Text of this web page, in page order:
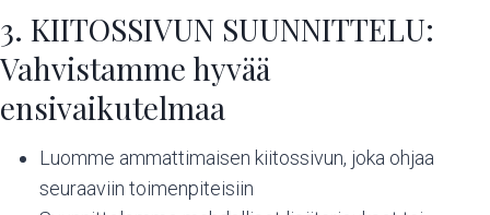
3. KIITOSSIVUN SUUNNITTELU:
Vahvistamme hyvää
ensivaikutelmaa
Luomme ammattimaisen kiitossivun, joka ohjaa
seuraaviin toimenpiteisiin